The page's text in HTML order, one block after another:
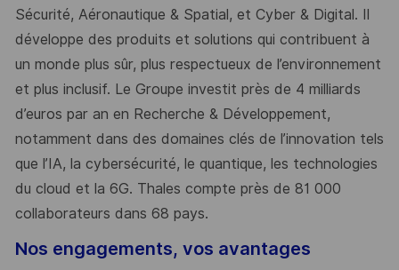
Sécurité, Aéronautique & Spatial, et Cyber & Digital. Il
développe des produits et solutions qui contribuent à
un monde plus sûr, plus respectueux de l’environnement
et plus inclusif. Le Groupe investit près de 4 milliards
d’euros par an en Recherche & Développement,
notamment dans des domaines clés de l’innovation tels
que l’IA, la cybersécurité, le quantique, les technologies
du cloud et la 6G. Thales compte près de 81 000
collaborateurs dans 68 pays.
Nos engagements, vos avantages